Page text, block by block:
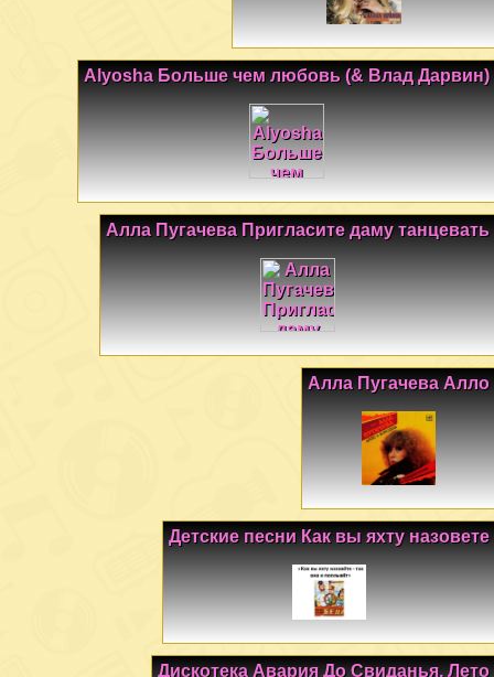
Alyosha Больше чем любовь (& Влад Дарвин)
Алла Пугачева Пригласите даму танцевать
Алла Пугачева Алло
Детские песни Как вы яхту назовете
Дискотека Авария До Свиданья, Лето